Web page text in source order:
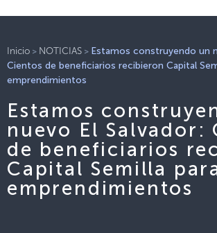
Inicio > NOTICIAS > Estamos construyendo un
Cientos de beneficiarios recibieron Capital
emprendimientos
Estamos
nuevo El Salvador:
de beneficiarios
Capital Semilla
emprendimientos